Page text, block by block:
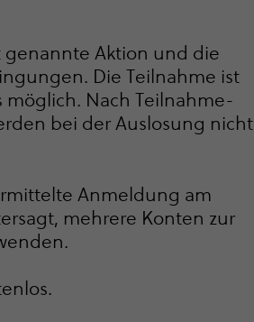
genannte Aktion und die
Die Teilnahme ist
möglich. Nach Teil­nah­me­
bei der Auslosung nicht
Anmeldung am
mehrere Konten zur